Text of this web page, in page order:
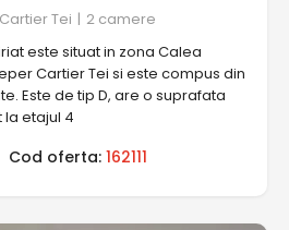
Cartier Tei | 2 camere
este situat in zona Calea
Cartier Tei si este compus din
Este de tip D, are o suprafata
la etajul 4
Cod oferta: 162111